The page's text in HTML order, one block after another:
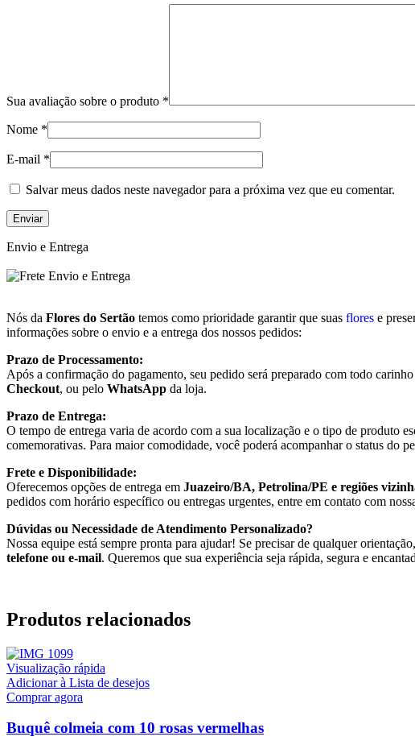
Sua avaliação sobre o produto *
Nome *
E-mail *
Salvar meus dados neste navegador para a próxima vez que eu comentar.
Envio e Entrega
Nós da Flores do Sertão temos como prioridade garantir que suas flores e
informações sobre o envio e a entrega dos nossos pedidos:
Prazo de Processamento:
Após a confirmação do pagamento, seu pedido será preparado com todo
Checkout, ou pelo WhatsApp da loja.
Prazo de Entrega:
O tempo de entrega varia de acordo com a sua localização e o tipo de produto
comemorativas. Para maior comodidade, você poderá acompanhar o status do
Frete e Disponibilidade:
Oferecemos opções de entrega em Juazeiro/BA, Petrolina/PE e regiões
pedidos com horário específico ou entregas urgentes, entre em contato com
Dúvidas ou Necessidade de Atendimento Personalizado?
Nossa equipe está sempre pronta para ajudar! Se precisar de qualquer
telefone ou e-mail. Queremos que sua experiência seja rápida, segura e
Produtos relacionados
Visualização rápida
Adicionar à Lista de desejos
Comprar agora
Buquê colmeia com 10 rosas vermelhas